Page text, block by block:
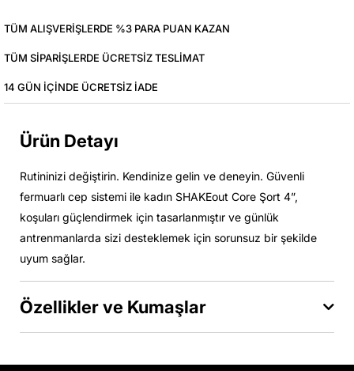
TÜM ALIŞVERIŞLERDE %3 PARA PUAN KAZAN
TÜM SIPARIŞLERDE ÜCRETSIZ TESLIMAT
14 GÜN IÇINDE ÜCRETSIZ IADE
Ürün Detayı
Rutininizi değiştirin. Kendinize gelin ve deneyin. Güvenli
fermuarlı cep sistemi ile kadın SHAKEout Core Şort 4”,
koşuları güçlendirmek için tasarlanmıştır ve günlük
antrenmanlarda sizi desteklemek için sorunsuz bir şekilde
uyum sağlar.
Özellikler ve Kumaşlar